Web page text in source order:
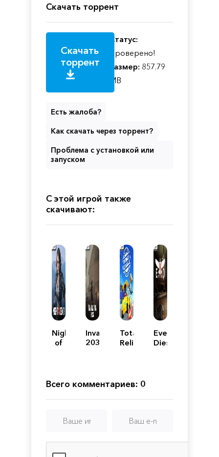
Скачать торрент
Скачать
торрент
Статус:
Проверено!
Размер: 857.79
MB
Есть жалоба?
Как скачать через торрент?
Проблема с установкой или
запуском
С этой игрой также
скачивают:
Night
of
Invasion
2037
Totally
Reliable
Deluxe
Everyone
Dies
Всего комментариев: 0